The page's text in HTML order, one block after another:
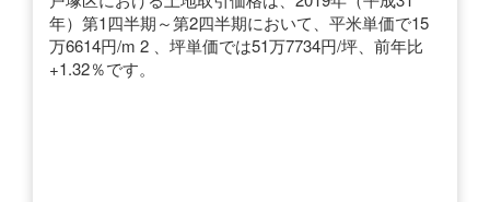
年）第1四半期～第2四半期において、平米単価で15
万6614円/m 2 、坪単価では51万7734円/坪、前年比
+1.32％です。